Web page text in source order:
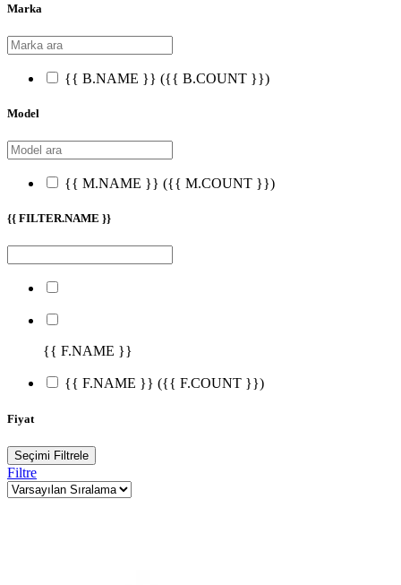
Marka
{{ B.NAME }} ({{ B.COUNT }})
Model
{{ M.NAME }} ({{ M.COUNT }})
{{ FILTER.NAME }}
{{ F.NAME }}
{{ F.NAME }} ({{ F.COUNT }})
Fiyat
Seçimi Filtrele
Filtre